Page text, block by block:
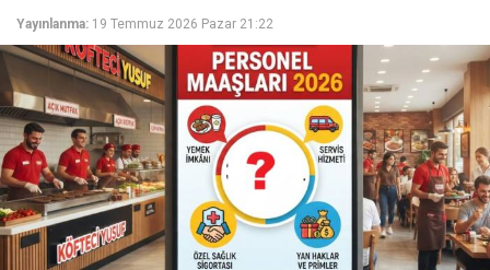
Yayınlanma: 19 Temmuz 2026 Pazar 21:22